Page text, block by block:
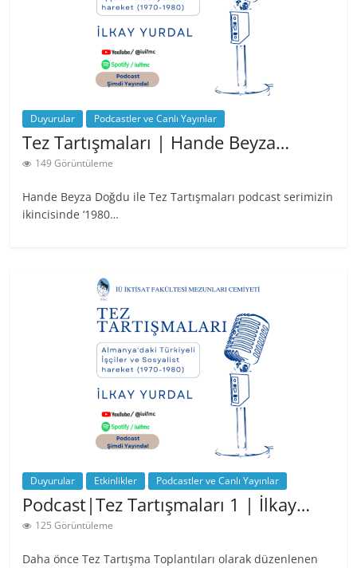
Duyurular Podcastler ve Canlı Yayınlar
Tez Tartışmaları | Hande Beyza…
149 Görüntüleme
Hande Beyza Doğdu ile Tez Tartışmaları podcast serimizin
ikincisinde ‘1980…
Duyurular Etkinlikler Podcastler ve Canlı Yayınlar
Podcast|Tez Tartışmaları 1 | İlkay…
125 Görüntüleme
Daha önce Tez Tartışma Toplantıları olarak düzenlenen